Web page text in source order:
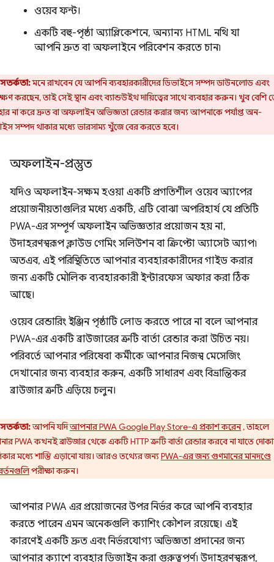
ওয়েব ফন্ট।
একটি বহু-পৃষ্ঠা অ্যাপ্লিকেশনে, অন্যান্য HTML নথি যা
আপনি দ্রুত বা অফলাইনে পরিবেশন করতে চান৷
সতর্কতা:মনে রাখবেন যে আপনি ব্যবহারকারীদের ডিভাইসে সম্পদ ডাউনলোড এবং
করছেন, তাই সেই স্থান এবং ব্যান্ডউইথ দায়িত্বের সাথে ব্যবহার করুন। খুব বেশি
না করে দ্রুত বা অফলাইন অভিজ্ঞতা রেন্ডার করার জন্য আপনাকে পর্যাপ্ত অন-
সম্পদ থাকার মধ্যে ভারসাম্য খুঁজে বের করতে হবে।
অফলাইন-প্রস্তুত
যদিও অফলাইন-সক্ষম হওয়া একটি প্রগতিশীল ওয়েব অ্যাপের
প্রয়োজনীয়তাগুলির মধ্যে একটি, এটি বোঝা অপরিহার্য যে প্রতিটি
PWA-এর সম্পূর্ণ অফলাইন অভিজ্ঞতার প্রয়োজন হয় না,
উদাহরণস্বরূপ ক্লাউড গেমিং সলিউশন বা ক্রিপ্টো অ্যাসেট অ্যাপ৷
অতএব, এই পরিস্থিতিতে আপনার ব্যবহারকারীদের গাইড করার
জন্য একটি মৌলিক ব্যবহারকারী ইন্টারফেস অফার করা ঠিক
আছে।
ওয়েব রেন্ডারিং ইঞ্জিন পৃষ্ঠাটি লোড করতে পারে না বলে আপনার
PWA-এর একটি ব্রাউজারের ত্রুটি বার্তা রেন্ডার করা উচিত নয়।
পরিবর্তে আপনার পরিষেবা কর্মীকে আপনার নিজস্ব মেসেজিং
দেখানোর জন্য ব্যবহার করুন, একটি সাধারণ এবং বিভ্রান্তিকর
ব্রাউজার ত্রুটি এড়িয়ে চলুন।
সতর্কতা:আপনি যদিআপনার PWA Google Play Store-এ প্রকাশ করেন, তাহলে
PWA কখনই ব্রাউজার থেকে একটি HTTP ত্রুটি বার্তা রেন্ডার করবে না যাতে
মধ্যে শাস্তি এড়ানো যায়। আরও তথ্যের জন্যPWA-এর জন্য গুণমানের মানদণ্ডে
পরীক্ষা করুন।
আপনার PWA এর প্রয়োজনের উপর নির্ভর করে আপনি ব্যবহার
করতে পারেন এমন অনেকগুলি ক্যাশিং কৌশল রয়েছে। এই
কারণেই একটি দ্রুত এবং নির্ভরযোগ্য অভিজ্ঞতা প্রদানের জন্য
আপনার ক্যাশে ব্যবহার ডিজাইন করা গুরুত্বপূর্ণ৷ উদাহরণস্বরূপ,